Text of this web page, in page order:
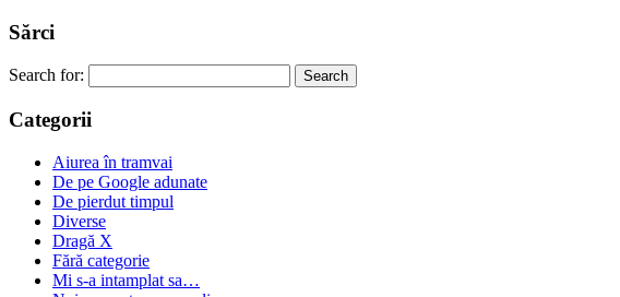
Sărci
Search for:
Categorii
Aiurea în tramvai
De pe Google adunate
De pierdut timpul
Diverse
Dragă X
Fără categorie
Mi s-a intamplat sa…